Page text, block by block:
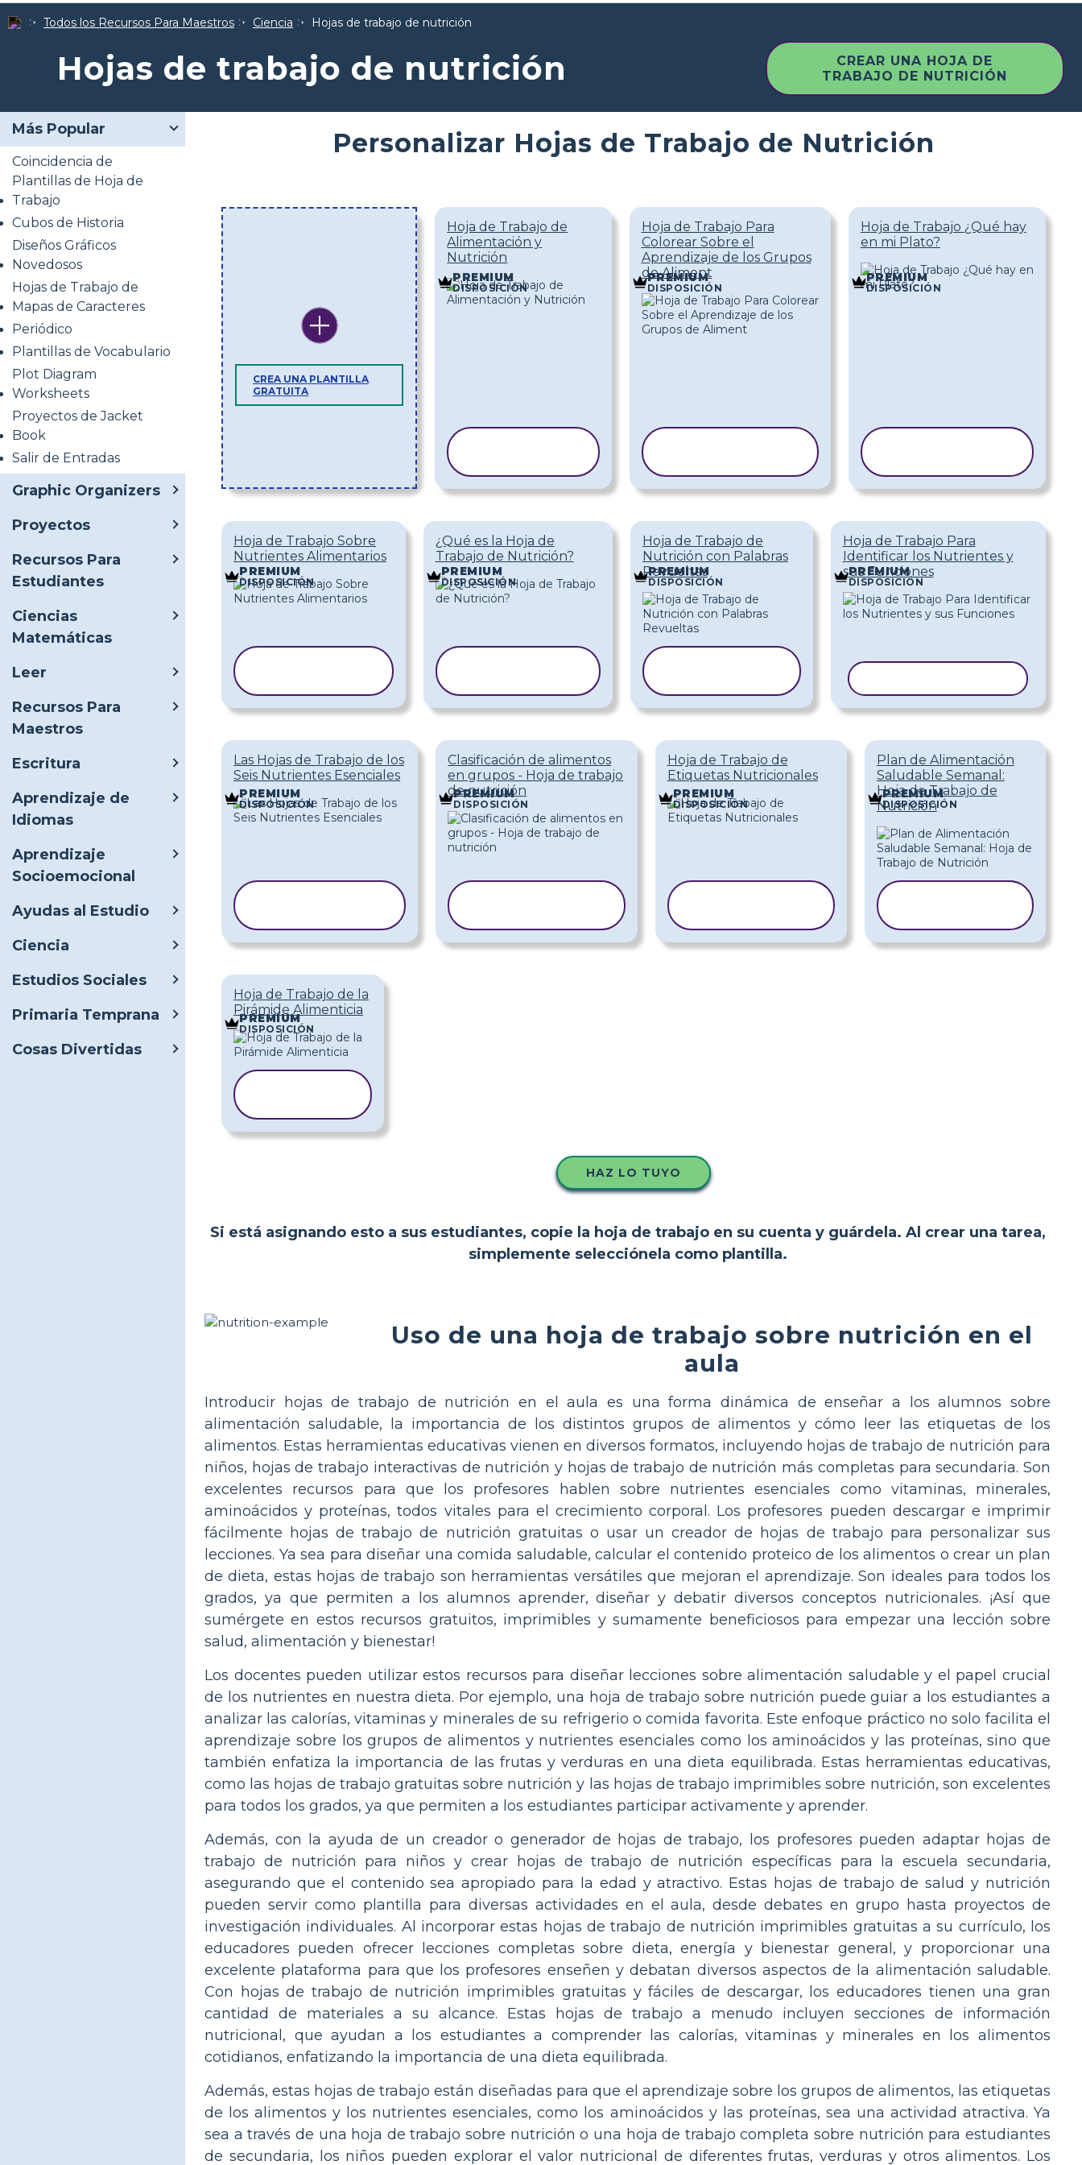
Todos los Recursos Para Maestros Ciencia Hojas de trabajo de nutrición
Hojas de trabajo de nutrición
CREAR UNA HOJA DE
TRABAJO DE NUTRICIÓN
Más Popular
Coincidencia de
Plantillas de Hoja de
Trabajo
Cubos de Historia
Diseños Gráficos
Novedosos
Hojas de Trabajo de
Mapas de Caracteres
Periódico
Plantillas de Vocabulario
Plot Diagram
Worksheets
Proyectos de Jacket
Book
Salir de Entradas
Graphic Organizers
Proyectos
Recursos Para
Estudiantes
Ciencias
Matemáticas
Leer
Recursos Para
Maestros
Escritura
Aprendizaje de
Idiomas
Aprendizaje
Socioemocional
Ayudas al Estudio
Ciencia
Estudios Sociales
Primaria Temprana
Cosas Divertidas
Personalizar Hojas de Trabajo de Nutrición
CREA UNA PLANTILLA
GRATUITA
Hoja de Trabajo de
Alimentación y
Nutrición
PREMIUM
DISPOSICIÓN
Hoja de Trabajo Para
Colorear Sobre el
Aprendizaje de los Grupos
de Aliment
PREMIUM
DISPOSICIÓN
Hoja de Trabajo ¿Qué hay
en mi Plato?
PREMIUM
DISPOSICIÓN
Hoja de Trabajo Sobre
Nutrientes Alimentarios
PREMIUM
DISPOSICIÓN
¿Qué es la Hoja de
Trabajo de Nutrición?
PREMIUM
DISPOSICIÓN
Hoja de Trabajo de
Nutrición con Palabras
Revueltas
PREMIUM
DISPOSICIÓN
Hoja de Trabajo Para
Identificar los Nutrientes y
sus Funciones
PREMIUM
DISPOSICIÓN
Las Hojas de Trabajo de los
Seis Nutrientes Esenciales
PREMIUM
DISPOSICIÓN
Clasificación de alimentos
en grupos - Hoja de trabajo
de nutrición
PREMIUM
DISPOSICIÓN
Hoja de Trabajo de
Etiquetas Nutricionales
PREMIUM
DISPOSICIÓN
Plan de Alimentación
Saludable Semanal:
Hoja de Trabajo de
Nutrición
PREMIUM
DISPOSICIÓN
Hoja de Trabajo de la
Pirámide Alimenticia
PREMIUM
DISPOSICIÓN
HAZ LO TUYO
Si está asignando esto a sus estudiantes, copie la hoja de trabajo en su cuenta y guárdela. Al crear una tarea,
simplemente selecciónela como plantilla.
Uso de una hoja de trabajo sobre nutrición en el
aula
Introducir hojas de trabajo de nutrición en el aula es una forma dinámica de enseñar a los alumnos sobre
alimentación saludable, la importancia de los distintos grupos de alimentos y cómo leer las etiquetas de los
alimentos. Estas herramientas educativas vienen en diversos formatos, incluyendo hojas de trabajo de nutrición para
niños, hojas de trabajo interactivas de nutrición y hojas de trabajo de nutrición más completas para secundaria. Son
excelentes recursos para que los profesores hablen sobre nutrientes esenciales como vitaminas, minerales,
aminoácidos y proteínas, todos vitales para el crecimiento corporal. Los profesores pueden descargar e imprimir
fácilmente hojas de trabajo de nutrición gratuitas o usar un creador de hojas de trabajo para personalizar sus
lecciones. Ya sea para diseñar una comida saludable, calcular el contenido proteico de los alimentos o crear un plan
de dieta, estas hojas de trabajo son herramientas versátiles que mejoran el aprendizaje. Son ideales para todos los
grados, ya que permiten a los alumnos aprender, diseñar y debatir diversos conceptos nutricionales. ¡Así que
sumérgete en estos recursos gratuitos, imprimibles y sumamente beneficiosos para empezar una lección sobre
salud, alimentación y bienestar!
Los docentes pueden utilizar estos recursos para diseñar lecciones sobre alimentación saludable y el papel crucial
de los nutrientes en nuestra dieta. Por ejemplo, una hoja de trabajo sobre nutrición puede guiar a los estudiantes a
analizar las calorías, vitaminas y minerales de su refrigerio o comida favorita. Este enfoque práctico no solo facilita el
aprendizaje sobre los grupos de alimentos y nutrientes esenciales como los aminoácidos y las proteínas, sino que
también enfatiza la importancia de las frutas y verduras en una dieta equilibrada. Estas herramientas educativas,
como las hojas de trabajo gratuitas sobre nutrición y las hojas de trabajo imprimibles sobre nutrición, son excelentes
para todos los grados, ya que permiten a los estudiantes participar activamente y aprender.
Además, con la ayuda de un creador o generador de hojas de trabajo, los profesores pueden adaptar hojas de
trabajo de nutrición para niños y crear hojas de trabajo de nutrición específicas para la escuela secundaria,
asegurando que el contenido sea apropiado para la edad y atractivo. Estas hojas de trabajo de salud y nutrición
pueden servir como plantilla para diversas actividades en el aula, desde debates en grupo hasta proyectos de
investigación individuales. Al incorporar estas hojas de trabajo de nutrición imprimibles gratuitas a su currículo, los
educadores pueden ofrecer lecciones completas sobre dieta, energía y bienestar general, y proporcionar una
excelente plataforma para que los profesores enseñen y debatan diversos aspectos de la alimentación saludable.
Con hojas de trabajo de nutrición imprimibles gratuitas y fáciles de descargar, los educadores tienen una gran
cantidad de materiales a su alcance. Estas hojas de trabajo a menudo incluyen secciones de información
nutricional, que ayudan a los estudiantes a comprender las calorías, vitaminas y minerales en los alimentos
cotidianos, enfatizando la importancia de una dieta equilibrada.
Además, estas hojas de trabajo están diseñadas para que el aprendizaje sobre los grupos de alimentos, las etiquetas
de los alimentos y los nutrientes esenciales, como los aminoácidos y las proteínas, sea una actividad atractiva. Ya
sea a través de una hoja de trabajo sobre nutrición o una hoja de trabajo completa sobre nutrición para estudiantes
de secundaria, los niños pueden explorar el valor nutricional de diferentes frutas, verduras y otros alimentos. Los